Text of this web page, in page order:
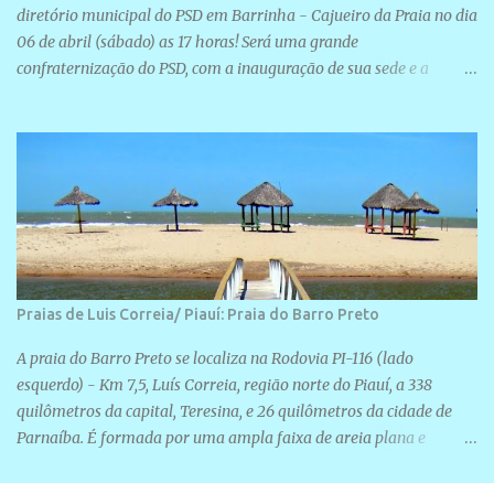
diretório municipal do PSD em Barrinha - Cajueiro da Praia no dia
06 de abril (sábado) as 17 horas! Será uma grande
confraternização do PSD, com a inauguração de sua sede e a
Praias de Luis Correia/ Piauí: Praia do Barro Preto
A praia do Barro Preto se localiza na Rodovia PI-116 (lado
esquerdo) - Km 7,5, Luís Correia, região norte do Piauí, a 338
quilômetros da capital, Teresina, e 26 quilômetros da cidade de
Parnaíba. É formada por uma ampla faixa de areia plana e